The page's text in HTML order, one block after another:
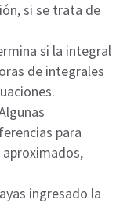
si se trata de
si la integral
de integrales
para
ingresado la